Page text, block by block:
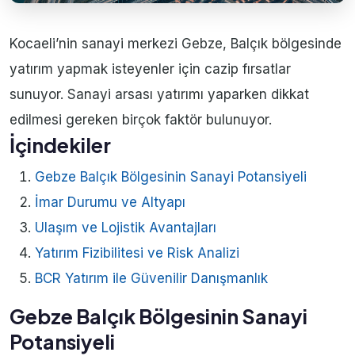
Kocaeli’nin sanayi merkezi Gebze, Balçık bölgesinde
yatırım yapmak isteyenler için cazip fırsatlar
sunuyor. Sanayi arsası yatırımı yaparken dikkat
edilmesi gereken birçok faktör bulunuyor.
İçindekiler
Gebze Balçık Bölgesinin Sanayi Potansiyeli
İmar Durumu ve Altyapı
Ulaşım ve Lojistik Avantajları
Yatırım Fizibilitesi ve Risk Analizi
BCR Yatırım ile Güvenilir Danışmanlık
Gebze Balçık Bölgesinin Sanayi
Potansiyeli